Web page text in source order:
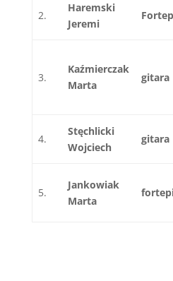
2.
Haremski
Jeremi
3.
Kaźmierczak
Marta
gitara
4.
Stęchlicki
Wojciech
gitara
5.
Jankowiak
Marta